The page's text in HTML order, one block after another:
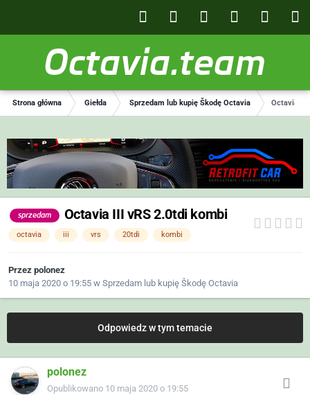
Octavia.team
Strona główna Giełda Sprzedam lub kupię Škodę Octavia Octavia III
sprzedam Octavia III vRS 2.0tdi kombi
octavia iii vrs 20tdi kombi
Przez polonez
10 maja 2020 o 19:55 w Sprzedam lub kupię Škodę Octavia
Odpowiedz w tym temacie
polonez
Opublikowano 10 maja 2020 o 19:55